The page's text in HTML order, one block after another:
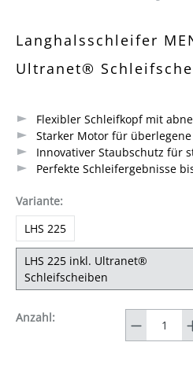
Langhalsschleifer
Ultranet®
Flexibler Schleifkopf mit
Starker Motor für
Innovativer Staubschutz für
Perfekte Schleifergebnisse
Varianteauswählen
:
LHS 225
LHS 225 inkl. Ultranet®
Schleifscheiben
Anzahl: